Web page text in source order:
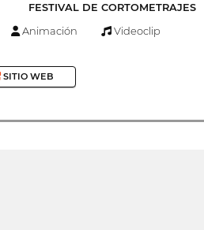
FESTIVAL DE CORTOMETRAJES
Animación Videoclip
SITIO WEB